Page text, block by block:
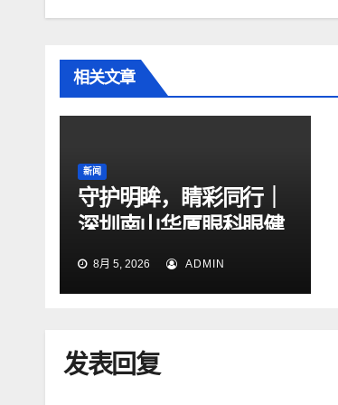
相关文章
新闻
守护明眸，睛彩同行｜
深圳南山华厦眼科眼健
康关爱公益行动正式启
8月 5, 2026 ADMIN
发表回复